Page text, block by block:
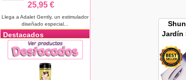
25,95 €
Llega a Adalet Gently, un estimulador
diseñado especial...
Destacados
Jardín